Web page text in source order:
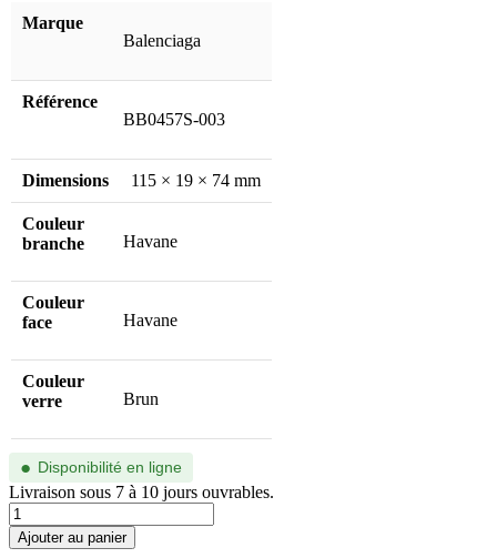
Référence
BB0457S-003
Dimensions 115 × 19 × 74 mm
Couleur
branche
Havane
Couleur
face
Havane
Couleur
verre
Brun
Marque
Balenciaga
● Disponibilité en ligne
Livraison sous 7 à 10 jours ouvrables.
quantité
de
BB0457S-
Ajouter au panier